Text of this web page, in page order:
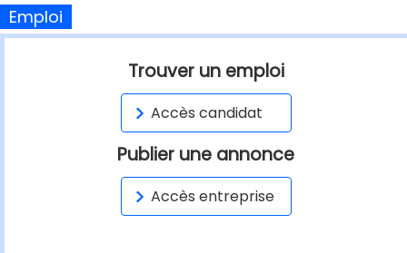
Emploi
Trouver un emploi
Accès candidat
Publier une annonce
Accès entreprise